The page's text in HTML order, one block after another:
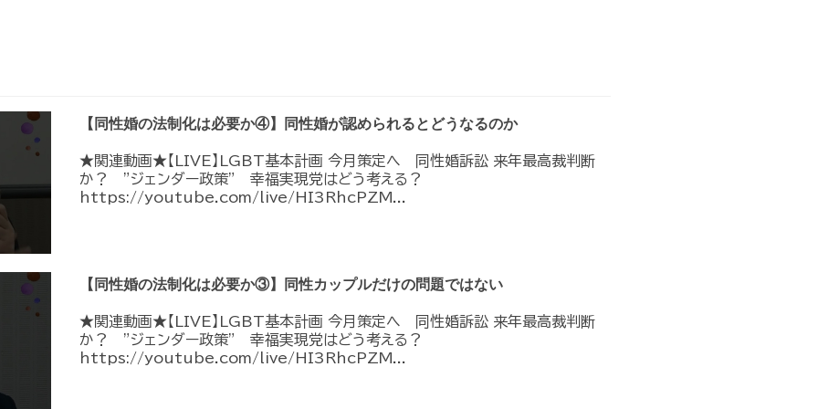
【同性婚の法制化は必要か④】同性婚が認められるとどうなるのか
★関連動画★【LIVE】LGBT基本計画 今月策定へ 同性婚訴訟 来年最高裁判断
か？ ”ジェンダー政策” 幸福実現党はどう考える？
https://youtube.com/live/HI3RhcPZM...
【同性婚の法制化は必要か③】同性カップルだけの問題ではない
★関連動画★【LIVE】LGBT基本計画 今月策定へ 同性婚訴訟 来年最高裁判断
か？ ”ジェンダー政策” 幸福実現党はどう考える？
https://youtube.com/live/HI3RhcPZM...